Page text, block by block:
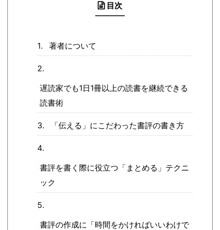
目次
著者について
遅読家でも1日1冊以上の読書を継続できる
読書術
「伝える」にこだわった書評の書き方
書評を書く際に役立つ「まとめる」テクニ
ック
書評の作成に「時間をかければいいわけで